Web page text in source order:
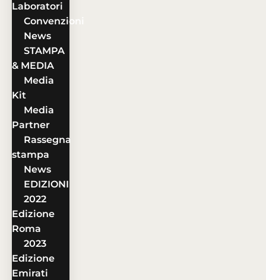
Laboratori
Convenzioni
News
STAMPA
& MEDIA
Media
Kit
Media
Partner
Rassegna
stampa
News
EDIZIONI
2022
Edizione
Roma
2023
Edizione
Emirati